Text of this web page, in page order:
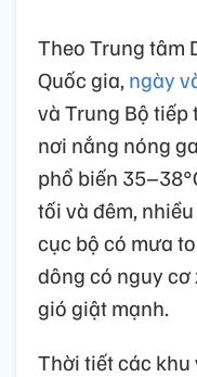
Theo Trung tâm
Quốc gia, ngày
và Trung Bộ tiếp
nơi nắng nóng
phổ biến
tối và đêm,
cục bộ có mưa
dông có nguy cơ
gió giật mạnh.
Thời tiết các khu